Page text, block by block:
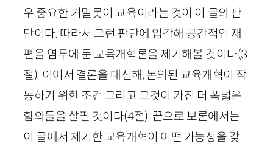
우 중요한 거멀못이 교육이라는 것이 이 글의 판
단이다. 따라서 그런 판단에 입각해 공간적인 재
편을 염두에 둔 교육개혁론을 제기해볼 것이다(3
절). 이어서 결론을 대신해, 논의된 교육개혁이 작
동하기 위한 조건 그리고 그것이 가진 더 폭넓은
함의들을 살필 것이다(4절). 끝으로 보론에서는
이 글에서 제기한 교육개혁이 어떤 가능성을 갖